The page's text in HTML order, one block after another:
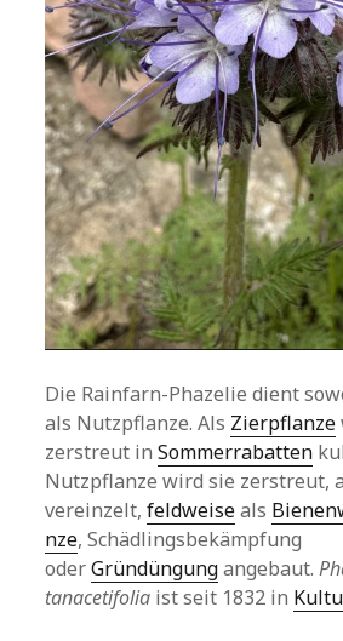
Die Rainfarn-Phazelie dient
als Nutzpflanze. Als Zierpflanze
zerstreut inSommerrabatten
Nutzpflanze wird sie zerstreut,
vereinzelt,feldweiseals
nze, Schädlingsbekämpfung
oderGründüngungangebaut.
tanacetifolia ist seit 1832 in